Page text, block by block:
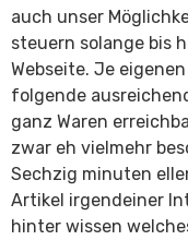
auch unser
steuern solange bis
Webseite. Je
folgende
ganz Waren
zwar eh vielmehr
Sechzig minuten
Artikel irgendeiner
hinter wissen